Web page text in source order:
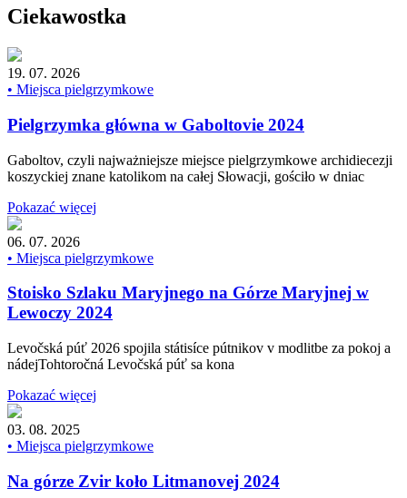
Ciekawostka
19. 07. 2026
• Miejsca pielgrzymkowe
Pielgrzymka główna w Gaboltovie 2024
Gaboltov, czyli najważniejsze miejsce pielgrzymkowe archidiecezji
koszyckiej znane katolikom na całej Słowacji, gościło w dniac
Pokazać więcej
06. 07. 2026
• Miejsca pielgrzymkowe
Stoisko Szlaku Maryjnego na Górze Maryjnej w
Lewoczy 2024
Levočská púť 2026 spojila státisíce pútnikov v modlitbe za pokoj a
nádejTohtoročná Levočská púť sa kona
Pokazać więcej
03. 08. 2025
• Miejsca pielgrzymkowe
Na górze Zvir koło Litmanovej 2024